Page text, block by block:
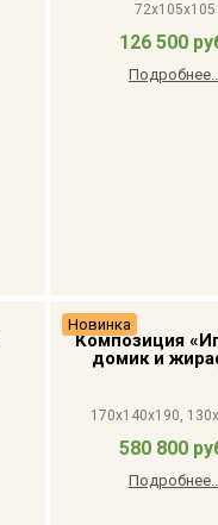
72x105x105
126 500
Новинка
Композиция
домик и
170x140x190,
580 800